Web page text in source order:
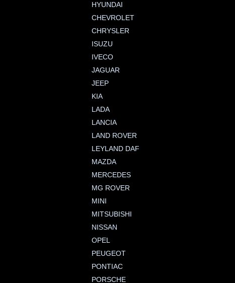
HYUNDAI
CHEVROLET
CHRYSLER
ISUZU
IVECO
JAGUAR
JEEP
KIA
LADA
LANCIA
LAND ROVER
LEYLAND DAF
MAZDA
MERCEDES
MG ROVER
MINI
MITSUBISHI
NISSAN
OPEL
PEUGEOT
PONTIAC
PORSCHE